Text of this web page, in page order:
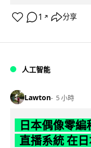
1 ↗ 分享
人工智能
Lawton 5 小時
日本偶像零
直播系統 在